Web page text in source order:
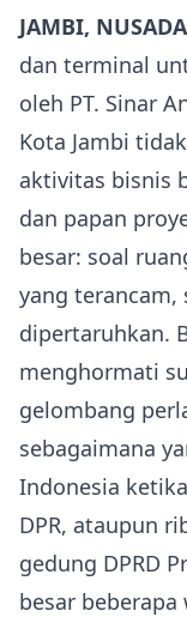
JAMBI,
dan terminal
oleh PT. Sinar
Kota Jambi
aktivitas bisnis
dan papan
besar: soal
yang terancam,
dipertaruhkan.
menghormati
gelombang
sebagaimana
Indonesia
DPR, ataupun
gedung DPRD
besar